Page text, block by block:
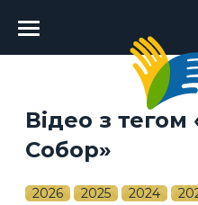
Головне
меню
Відео з
Собор»
2026 2025 2024